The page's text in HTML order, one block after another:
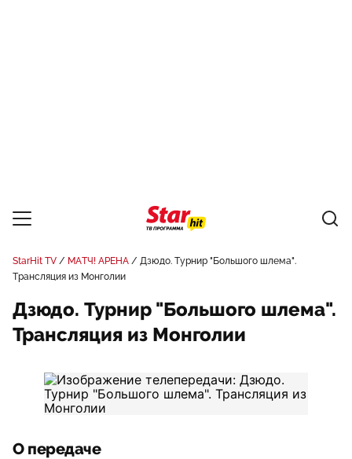
StarHit TV МАТЧ! АРЕНА
Дзюдо. Турнир "Большого шлема".
Трансляция из Монголии
Дзюдо. Турнир "Большого шлема".
Трансляция из Монголии
О передаче